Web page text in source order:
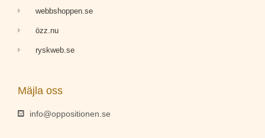
webbshoppen.se
özz.nu
ryskweb.se
Mäjla oss
info@oppositionen.se